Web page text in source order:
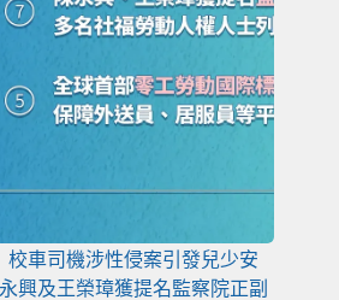
校車司機涉性侵案引發兒少安
興及王榮璋獲提名監察院正副